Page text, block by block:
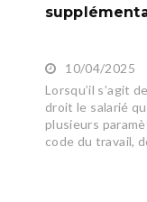
10/04/2025
Lorsqu’il s’agit
droit le salarié
plusieurs
code du travail,